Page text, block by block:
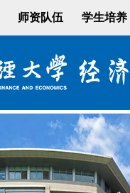
师资队伍 学生培养